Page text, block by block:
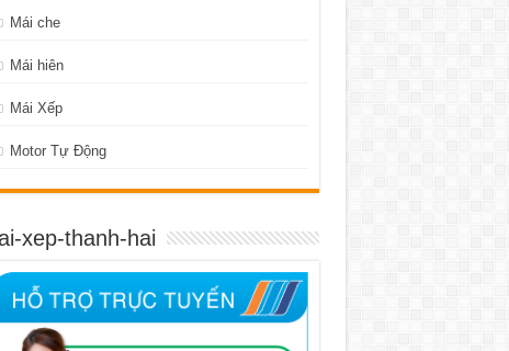
Mái che
Mái hiên
Mái Xếp
Motor Tự Động
xep-thanh-hai